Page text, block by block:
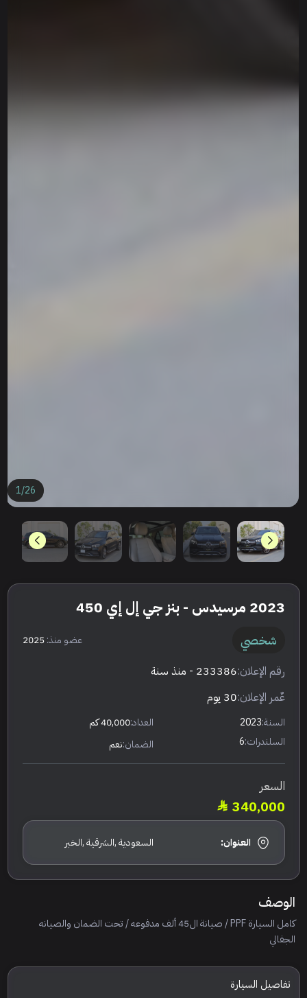
1/26
2023 مرسيدس - بنز جي إل إي 450
شخصي عضو منذ:2025
رقم الإعلان:233386 - منذ سنة
عٌمر الإعلان:30 يوم
السنة:2023 العداد:40,000 كم
السلندرات:6 الضمان:نعم
السعر
340,000
العنوان: السعودية ,الشرقية ,الخبر
الوصف
كامل السيارة PPF / صيانة ال45 ألف مدفوعه / تحت الضمان والصيانه
الجفالي
تفاصيل السيارة